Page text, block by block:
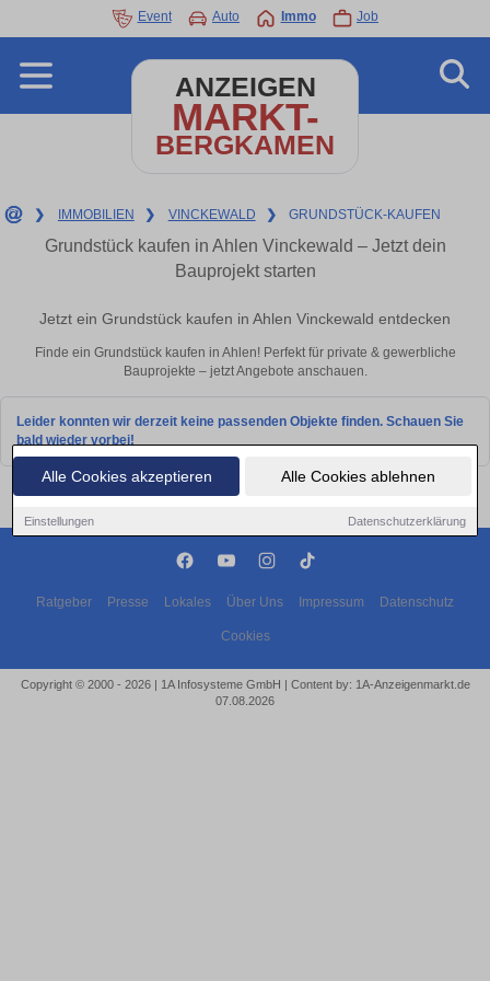
Alle Cookies akzeptieren Alle Cookies ablehnen
Einstellungen Datenschutzerklärung
Event Auto Immo Job
ANZEIGEN
MARKT-
BERGKAMEN
❯ IMMOBILIEN ❯ VINCKEWALD ❯ GRUNDSTÜCK-KAUFEN
Grundstück kaufen in Ahlen Vinckewald – Jetzt dein
Bauprojekt starten
Jetzt ein Grundstück kaufen in Ahlen Vinckewald entdecken
Finde ein Grundstück kaufen in Ahlen! Perfekt für private & gewerbliche
Bauprojekte – jetzt Angebote anschauen.
Leider konnten wir derzeit keine passenden Objekte finden. Schauen Sie
bald wieder vorbei!
Ratgeber Presse Lokales Über Uns Impressum Datenschutz
Cookies
Copyright © 2000 - 2026 | 1A Infosysteme GmbH | Content by: 1A-Anzeigenmarkt.de
07.08.2026